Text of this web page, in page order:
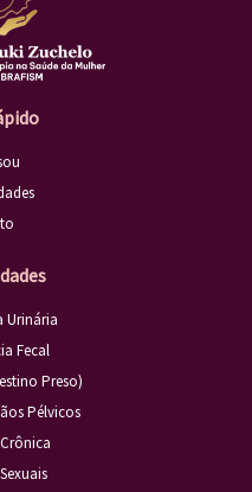
Urinária
Fecal
Preso)
Pélvicos